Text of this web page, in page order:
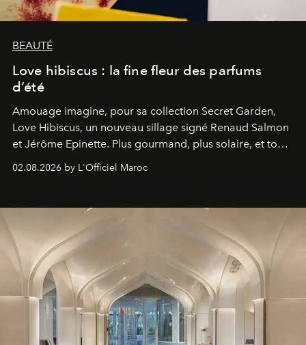
BEAUTÉ
Love hibiscus : la fine fleur des parfums
d’été
Amouage imagine, pour sa collection Secret Garden,
Love Hibiscus, un nouveau sillage signé Renaud Salmon
et Jérôme Epinette. Plus gourmand, plus solaire, et tout
à fait irrésistible.
02.08.2026 by L'Officiel Maroc